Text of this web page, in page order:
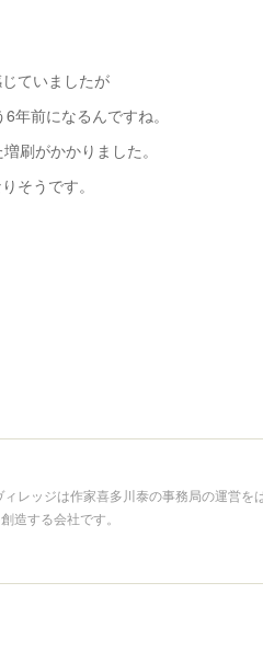
ていましたが
年前になるんですね。
刷がかかりました。
そうです。
レッジは作家喜多川泰の事務局の運営を
造する会社です。